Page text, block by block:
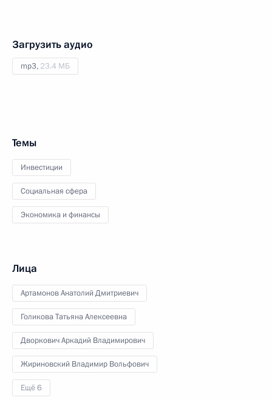
Загрузить аудио
mp3, 23.4 МБ
Темы
Инвестиции
Социальная сфера
Экономика и финансы
Лица
Артамонов Анатолий Дмитриевич
Голикова Татьяна Алексеевна
Дворкович Аркадий Владимирович
Жириновский Владимир Вольфович
Ещё 6